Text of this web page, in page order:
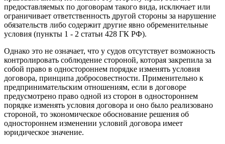
предоставляемых по договорам такого вида, исключает или
ограничивает ответственность другой стороны за нарушение
обязательств либо содержит другие явно обременительные
условия (пункты 1 - 2 статьи 428 ГК РФ).
Однако это не означает, что у судов отсутствует возможность
контролировать соблюдение стороной, которая закрепила за
собой право в одностороннем порядке изменять условия
договора, принципа добросовестности. Применительно к
предпринимательским отношениям, если в договоре
предусмотрено право одной из сторон в одностороннем
порядке изменять условия договора и оно было реализовано
стороной, то экономическое обоснование решения об
одностороннем изменении условий договора имеет
юридическое значение.